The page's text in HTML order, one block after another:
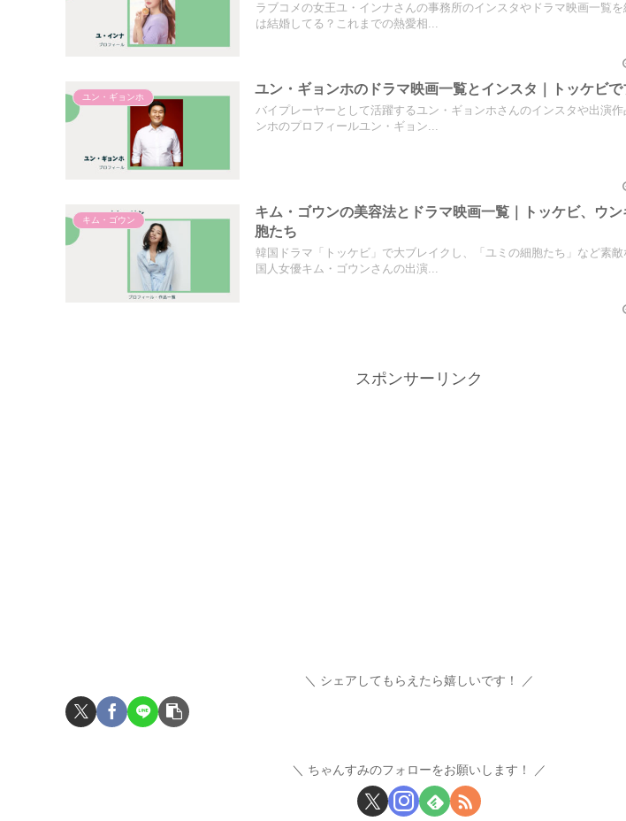
ラブコメの女王ユ・インナさんの事務所のインスタやドラマ映画一覧
は結婚してる？これまでの熱愛相...
ユン・ギョンホ
ユン・ギョンホのドラマ映画一覧とインスタ｜トッケビ
バイプレーヤーとして活躍するユン・ギョンホさんのインスタや出演
ンホのプロフィールユン・ギョン...
キム・ゴウン
キム・ゴウンの美容法とドラマ映画一覧｜トッケビ、ウ
胞たち
韓国ドラマ「トッケビ」で大ブレイクし、「ユミの細胞たち」など素
国人女優キム・ゴウンさんの出演...
スポンサーリンク
シェアしてもらえたら嬉しいです！
ちゃんすみのフォローをお願いします！